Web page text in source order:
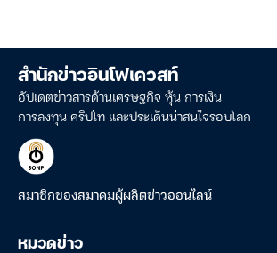
สำนักข่าวอินโฟเควสท์
อัปเดตข่าวสารด้านเศรษฐกิจ หุ้น การเงิน
การลงทุน คริปโท และประเด็นน่าสนใจรอบโลก
สมาชิกของสมาคมผู้ผลิตข่าวออนไลน์
หมวดข่าว